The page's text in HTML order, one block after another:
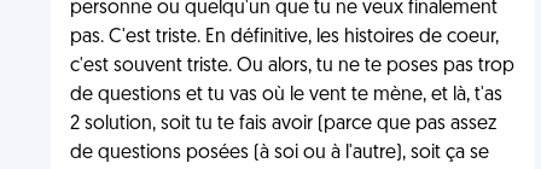
personne ou quelqu'un que tu ne veux finalement
pas. C'est triste. En définitive, les histoires de coeur,
c'est souvent triste. Ou alors, tu ne te poses pas trop
de questions et tu vas où le vent te mène, et là, t'as
2 solution, soit tu te fais avoir (parce que pas assez
de questions posées (à soi ou à l'autre), soit ça se